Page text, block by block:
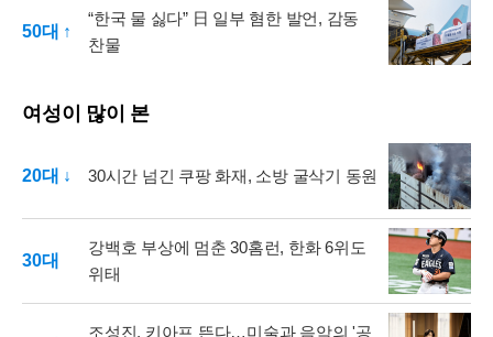
50대 ↑
“한국 물 싫다” 日 일부 혐한 발언, 감동
찬물
여성이 많이 본
20대 ↓ 30시간 넘긴 쿠팡 화재, 소방 굴삭기 동원
30대
강백호 부상에 멈춘 30홈런, 한화 6위도
위태
조성진, 키아프 뜬다…미술과 음악의 '공